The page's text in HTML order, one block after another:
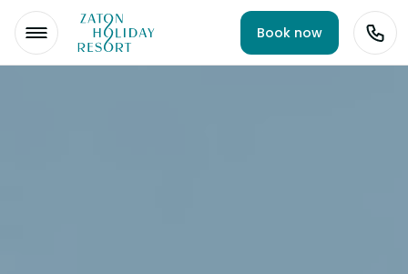
Book now